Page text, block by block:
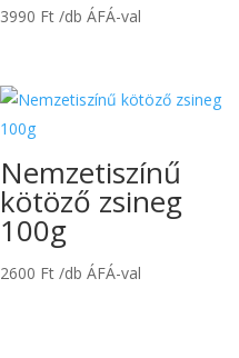
3990 Ft /db ÁFÁ-val
Nemzetiszínű
kötöző zsineg
100g
2600 Ft /db ÁFÁ-val